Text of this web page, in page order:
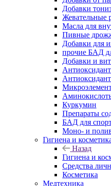
Добавки
Жевательные
Масла для
Пивные
Добавки для
прочие БАД
Добавки и
Куркумин
Препараты
БАД для
Моно- и
Гигиена и
Назад
Гигиена и
Средства
Косметика
Медтехника